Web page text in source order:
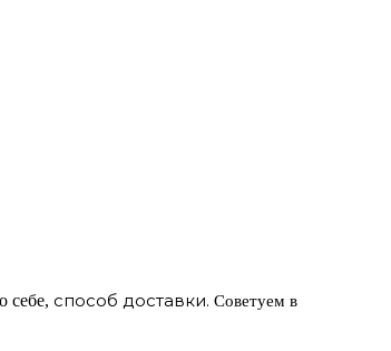
себе, способ доставки. Советуем в